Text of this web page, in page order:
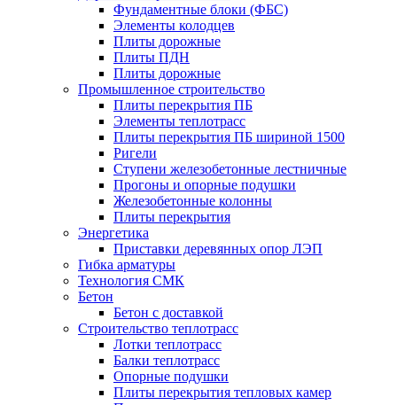
Фундаментные блоки (ФБС)
Элементы колодцев
Плиты дорожные
Плиты ПДН
Плиты дорожные
Промышленное строительство
Плиты перекрытия ПБ
Элементы теплотрасс
Плиты перекрытия ПБ шириной 1500
Ригели
Ступени железобетонные лестничные
Прогоны и опорные подушки
Железобетонные колонны
Плиты перекрытия
Энергетика
Приставки деревянных опор ЛЭП
Гибка арматуры
Технология СМК
Бетон
Бетон с доставкой
Строительство теплотрасс
Лотки теплотрасс
Балки теплотрасс
Опорные подушки
Плиты перекрытия тепловых камер